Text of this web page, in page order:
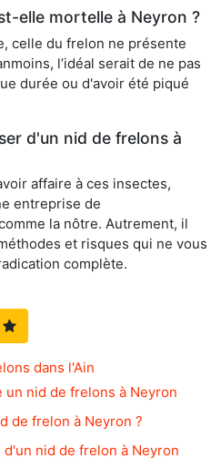
elle mortelle à Neyron ?
celle du frelon ne présente
l’idéal serait de ne pas
durée ou d'avoir été piqué
d'un nid de frelons à
affaire à ces insectes,
entreprise de
la nôtre. Autrement, il
et risques qui ne vous
complète.
dans l'Ain
nid de frelons à Neyron
de frelon à Neyron ?
nid de frelon à Neyron